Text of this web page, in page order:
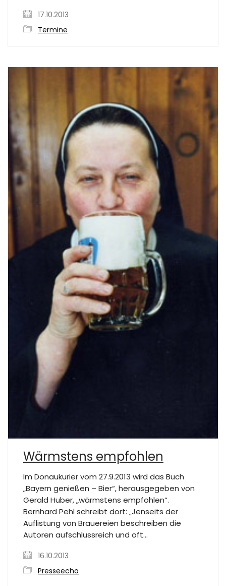
17.10.2013
Termine
Wärmstens empfohlen
Im Donaukurier vom 27.9.2013 wird das Buch
„Bayern genießen – Bier“, herausgegeben von
Gerald Huber, „wärmstens empfohlen“.
Bernhard Pehl schreibt dort: „Jenseits der
Auflistung von Brauereien beschreiben die
Autoren aufschlussreich und oft…
16.10.2013
Presseecho